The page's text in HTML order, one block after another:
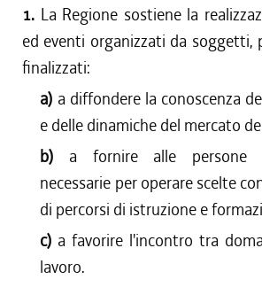
1. La Regione sostiene la
ed eventi organizzati da soggetti,
finalizzati:
a) a diffondere la conoscenza
e delle dinamiche del mercato
b) a fornire alle persone
necessarie per operare scelte
di percorsi di istruzione e
c) a favorire l'incontro tra
lavoro.